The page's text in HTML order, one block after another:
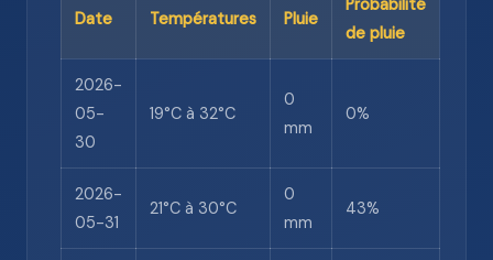
Date Températures Pluie
Probabilité
de pluie
2026-
05-
30
19°C à 32°C
0
mm
0%
2026-
05-31
21°C à 30°C
0
mm
43%